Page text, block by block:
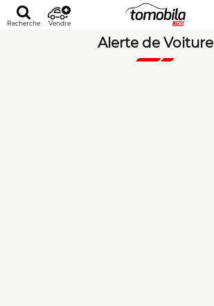
Recherche Vendre
Alerte de Voiture